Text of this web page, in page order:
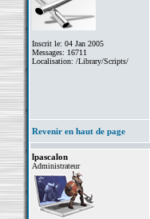
Inscrit le: 04 Jan 2005
Messages: 16711
Localisation: /Library/Scripts/
Revenir en haut de page
lpascalon
Administrateur